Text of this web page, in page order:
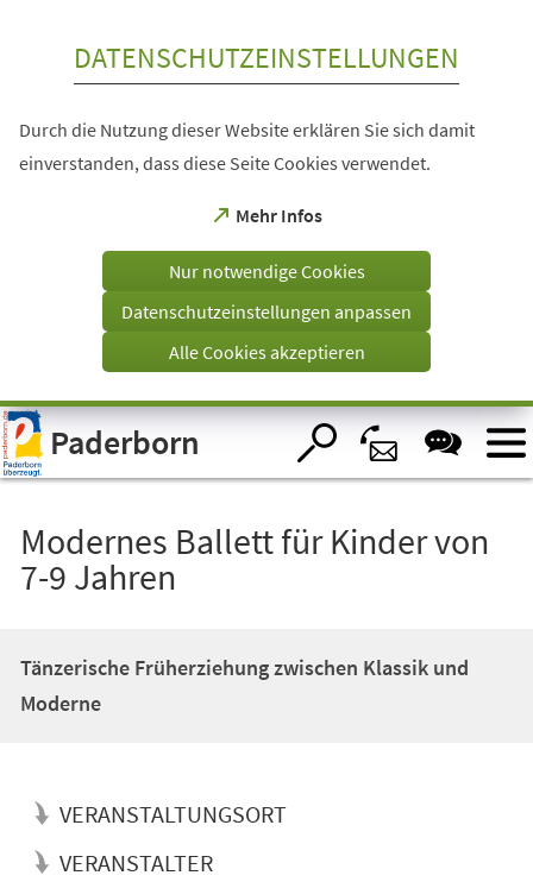
Visuelle
Assistenzsoftware
öffnen.
DATENSCHUTZEINSTELLUNGEN
Durch die Nutzung dieser Website erklären Sie sich damit
einverstanden, dass diese Seite Cookies verwendet.
Mehr Infos
(Öffnet
einem
Tab)
Nur notwendige Cookies
Datenschutzeinstellungen anpassen
Alle Cookies akzeptieren
Paderborn
Modernes Ballett für Kinder von
7-9 Jahren
Tänzerische Früherziehung zwischen Klassik und
Moderne
VERANSTALTUNGSORT
VERANSTALTER